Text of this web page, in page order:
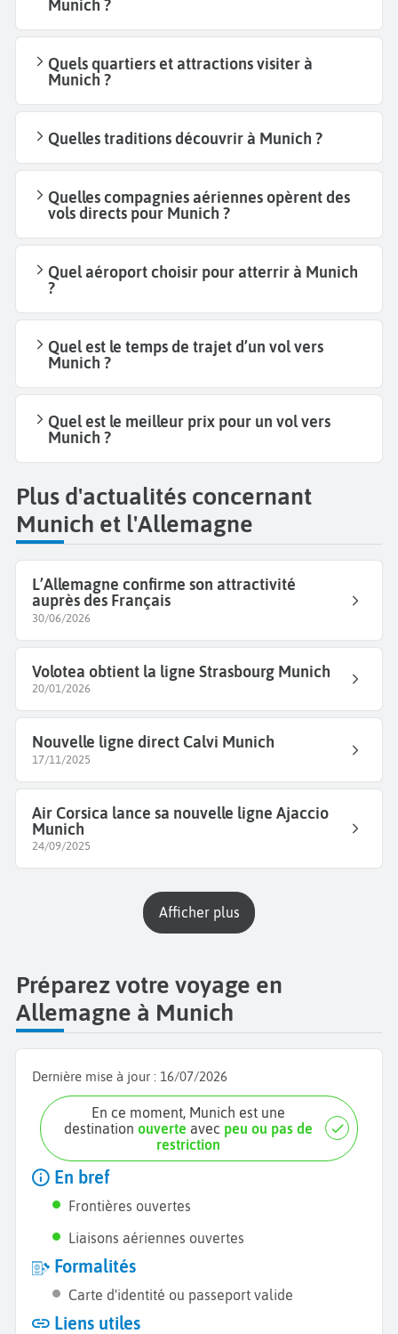
Munich ?
Quels quartiers et attractions visiter à
Munich ?
Quelles traditions découvrir à Munich ?
Quelles compagnies aériennes opèrent des
vols directs pour Munich ?
Quel aéroport choisir pour atterrir à Munich
?
Quel est le temps de trajet d’un vol vers
Munich ?
Quel est le meilleur prix pour un vol vers
Munich ?
Plus d'actualités concernant
Munich et l'Allemagne
L’Allemagne confirme son attractivité
auprès des Français
30/06/2026
Volotea obtient la ligne Strasbourg Munich
20/01/2026
Nouvelle ligne direct Calvi Munich
17/11/2025
Air Corsica lance sa nouvelle ligne Ajaccio
Munich
24/09/2025
Afficher plus
Préparez votre voyage en
Allemagne à Munich
Dernière mise à jour : 16/07/2026
En ce moment, Munich est une
destinationouverte avec peu ou pas de
restriction
En bref
Frontières ouvertes
Liaisons aériennes ouvertes
Formalités
Carte d'identité ou passeport valide
Liens utiles